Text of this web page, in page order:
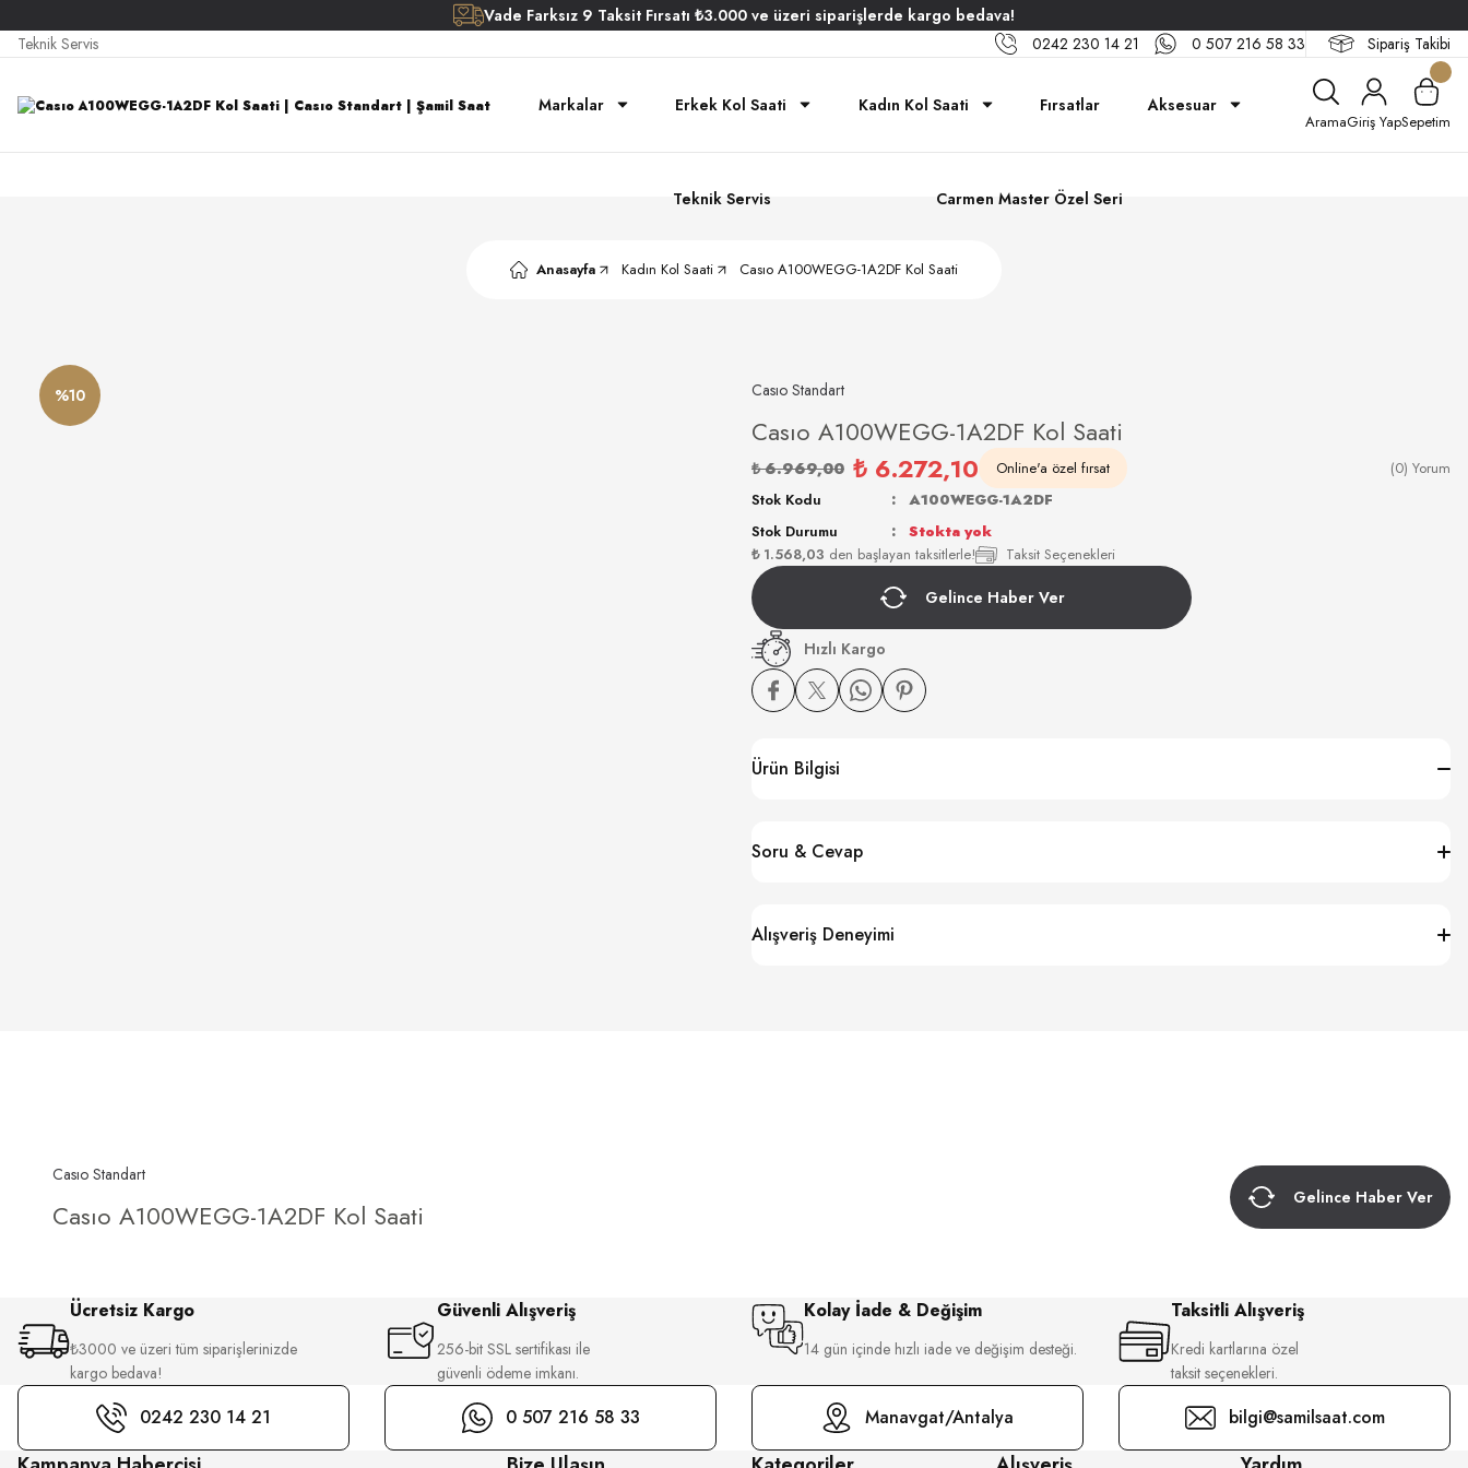
Vade Farksız 9 Taksit Fırsatı ₺3.000 ve üzeri siparişlerde kargo bedava!
Teknik Servis
0242 230 14 21 0 507 216 58 33 Sipariş Takibi
Markalar Erkek Kol Saati Kadın Kol Saati Fırsatlar Aksesuar
Teknik Servis Carmen Master Özel Seri
AramaGiriş YapSepetim
Anasayfa Kadın Kol Saati Casıo A100WEGG-1A2DF Kol Saati
%10 Casıo Standart
Casıo A100WEGG-1A2DF Kol Saati
₺ 6.969,00 ₺ 6.272,10 Online'a özel fırsat (0) Yorum
₺ 1.568,03 den başlayan taksitlerle! Taksit Seçenekleri
Stok Kodu
A100WEGG-1A2DF
Stok Durumu
Stokta yok
Gelince Haber Ver
Hızlı Kargo
Ürün Bilgisi
Soru & Cevap
Alışveriş Deneyimi
Casıo Standart
Casıo A100WEGG-1A2DF Kol Saati
Gelince Haber Ver
Ücretsiz Kargo
₺3000 ve üzeri tüm siparişlerinizde
kargo bedava!
Güvenli Alışveriş
256-bit SSL sertifikası ile
güvenli ödeme imkanı.
Kolay İade & Değişim
14 gün içinde hızlı iade ve değişim desteği.
Taksitli Alışveriş
Kredi kartlarına özel
taksit seçenekleri.
0242 230 14 21 0 507 216 58 33 Manavgat/Antalya bilgi@samilsaat.com